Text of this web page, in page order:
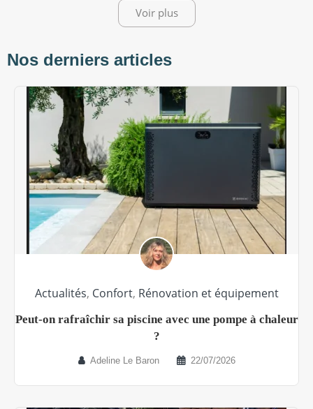
Voir plus
Nos derniers articles
Actualités, Confort, Rénovation et équipement
Peut-on rafraîchir sa piscine avec une pompe à chaleur
?
Adeline Le Baron 22/07/2026